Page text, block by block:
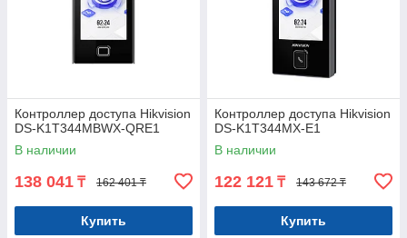
Контроллер доступа Hikvision
DS-K1T344MBWX-QRE1
В наличии
138 041 ₸ 162 401 ₸
Купить
Контроллер доступа Hikvision
DS-K1T344MX-E1
В наличии
122 121 ₸ 143 672 ₸
Купить